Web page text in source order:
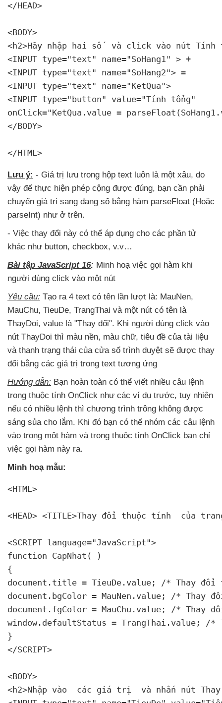
</HEAD>
<BODY>
<h2>Hãy nhập hai số
và click vào nút Tính
<INPUT type="text" name="SoHang1" > +
<INPUT type="text" name="SoHang2"> =
<INPUT type="text" name="KetQua">
<INPUT type="button" value="Tính tổng"
onClick="KetQua.value =
</BODY>
</HTML>
Lưu ý: - Giá trị lưu trong hộp text luôn là một xâu, do
vậy để thực hiện phép cộng được đúng, bạn cần phải
chuyển giá trị sang dạng số bằng hàm parseFloat (Hoặc
parseInt) như ở trên.
- Việc thay đổi này có thể áp dụng cho các phần tử
khác như button, checkbox, v.v…
Bài tập JavaScript 16: Minh hoạ việc gọi hàm khi
người dùng click vào một nút
Yêu cầu: Tạo ra 4 text có tên lần lượt là: MauNen,
MauChu, TieuDe, TrangThai và một nút có tên là
ThayDoi, value là "Thay đổi". Khi người dùng click vào
nút ThayDoi thì màu nền, màu chữ, tiêu đề của tài liệu
và thanh trạng thái của cửa sổ trình duyệt sẽ được thay
đổi bằng các giá trị trong text tương ứng
Hướng dẫn: Bạn hoàn toàn có thể viết nhiều câu lệnh
trong thuộc tính OnClick như các ví dụ trước, tuy nhiên
nếu có nhiều lệnh thì chương trình trông không được
sáng sủa cho lắm. Khi đó bạn có thể nhóm các câu lệnh
vào trong một hàm và trong thuộc tính OnClick bạn chỉ
việc gọi hàm này ra.
Minh hoạ mẫu:
<HTML>
<HEAD> <TITLE>Thay đổi thuộc tính của
<SCRIPT language="JavaScript">
function CapNhat( )
{
document.title = TieuDe.value; /* Thay
document.bgColor = MauNen.value; /* Thay
document.fgColor = MauChu.value; /* Thay
window.defaultStatus = TrangThai.value; /
}
</SCRIPT>
<BODY>
<h2>Nhập vào
các giá trị
và nhấn nút